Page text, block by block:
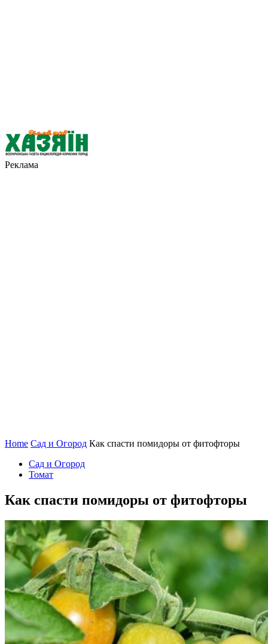
Реклама
Home Сад и Огород Как спасти помидоры от фитофторы
Сад и Огород
Томат
Как спасти помидоры от фитофторы